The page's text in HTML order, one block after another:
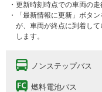
・更新時刻時点での車両の
・「最新情報に更新」ボタ
が、車両が終点に到着し
します。
ノンステップバス
燃料電池バス